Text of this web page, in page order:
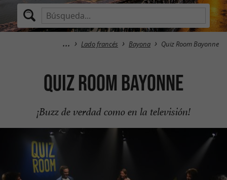
Lado francés Bayona Quiz Room Bayonne
Quiz Room Bayonne
¡Buzz de verdad como en la televisión!